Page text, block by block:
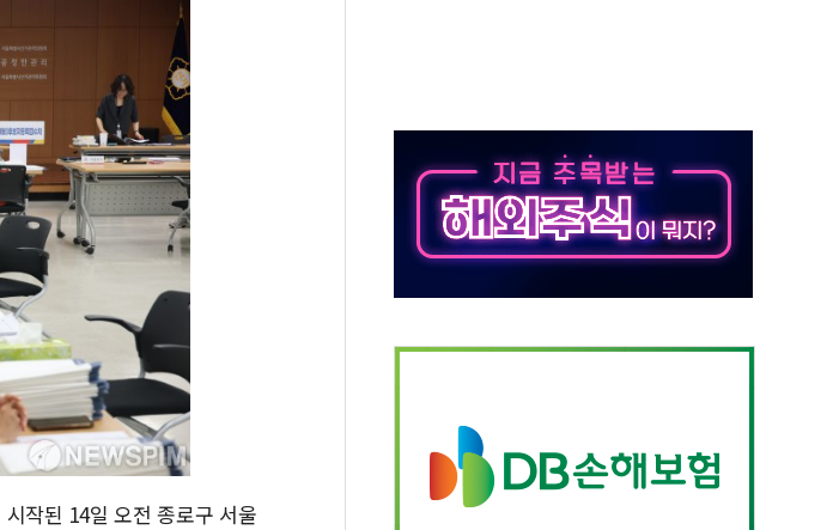
서울 중랑구 주택가서 흉기 난동…60대 남성 2명 숨져
李대통령 "결혼 때문에 손해 보는 일 없게"…'결혼 페널티' 22개 과제 손본다
여수 오동도 인근 해상서 모터보트 전복…1명 사망·1명 실종
추미애, '위안부' 피해자 기림의 날 참석..."국제적 시민 연대로 목소리 내야"
인천 선재도 갯벌서 해루질 중 실종 60대 나흘만에 숨진 채 발견
인천서 말다툼 중 어머니 흉기 살해 10대 아들 체포
'화합' 꺼낸 김민석에 '뻔뻔' 받아친 정청래…제주 연설서 신경전 고조
李대통령, ISA 개편 재검토 지시…與 "적극 환영"·野 "졸속 국정"
작된 14일 오전 종로구 서울